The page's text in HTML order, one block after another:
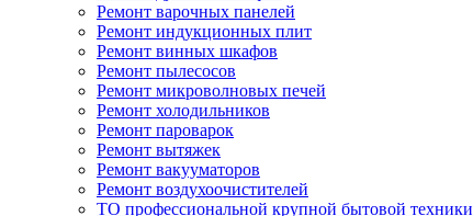
Ремонт варочных панелей
Ремонт индукционных плит
Ремонт винных шкафов
Ремонт пылесосов
Ремонт микроволновых печей
Ремонт холодильников
Ремонт пароварок
Ремонт вытяжек
Ремонт вакууматоров
Ремонт воздухоочистителей
ТО профессиональной крупной бытовой техники